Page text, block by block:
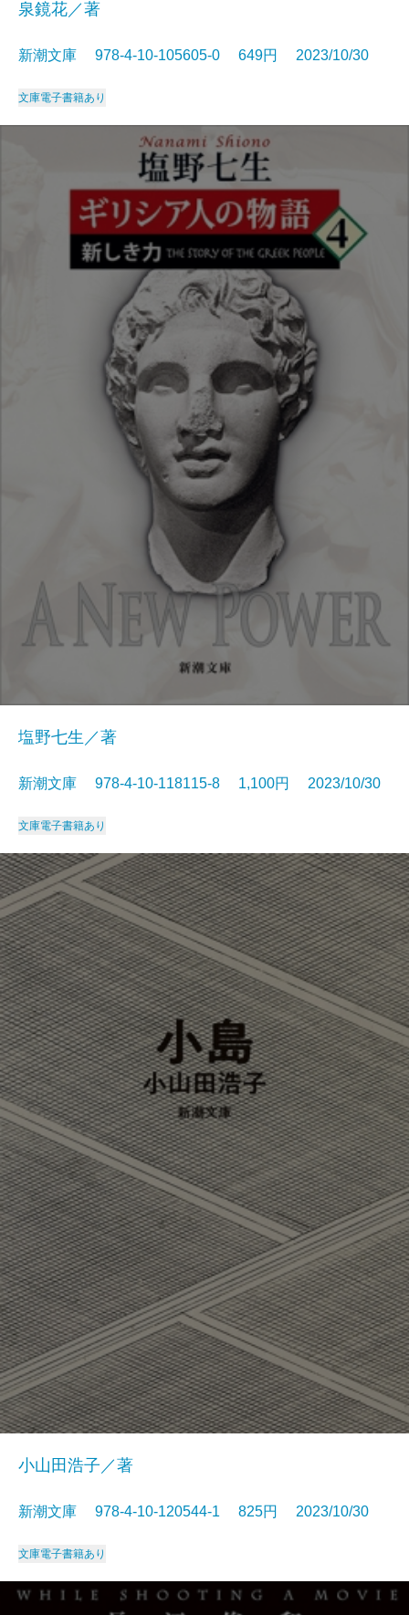
泉鏡花／著
新潮文庫 978-4-10-105605-0 649円 2023/10/30
文庫電子書籍あり
塩野七生／著
新潮文庫 978-4-10-118115-8 1,100円 2023/10/30
文庫電子書籍あり
小山田浩子／著
新潮文庫 978-4-10-120544-1 825円 2023/10/30
文庫電子書籍あり